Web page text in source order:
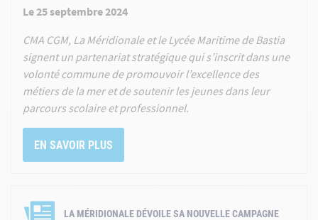
Le 25 septembre 2024
CMA CGM, La Méridionale et le Lycée Maritime de Bastia
signent un partenariat stratégique qui s’inscrit dans une
volonté commune de promouvoir l’excellence des
métiers de la mer et de soutenir les jeunes dans leur
parcours scolaire et professionnel.
EN SAVOIR PLUS
LA MÉRIDIONALE DÉVOILE SA NOUVELLE CAMPAGNE